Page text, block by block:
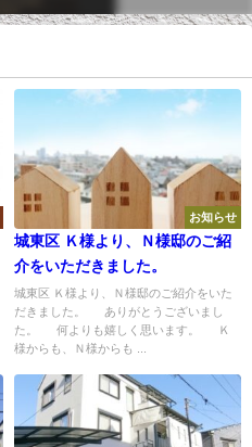
お知らせ
城東区 Ｋ様より、Ｎ様邸のご紹
介をいただきました。
城東区 Ｋ様より、Ｎ様邸のご紹介をいた
だきました。 ありがとうございまし
た。 何よりも嬉しく思います。 Ｋ
様からも、Ｎ様からも ...